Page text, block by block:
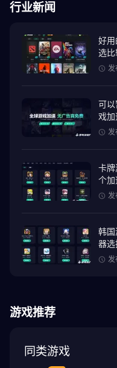
时间得以再次流动。你将穿
卡牌，将决定未来由谁主宰
「灵刃谱·Eternal Blade」
登入即送6000次虚空斩，
阵容，所有连携技能皆可反
顶规封神幻想美术铸造 ‧英
美术革新：Live2D战灵将随
顶级美术团队铸造的东方幻
挂机养成 × 神鬼共生 ‧ 鬼潮
24小时自动收集「时空残响
「温馨提示」
行业新闻
好用
选比
发
可以
戏加
发
卡牌
个加
发
韩国
器选
发
游戏推荐
同类游戏